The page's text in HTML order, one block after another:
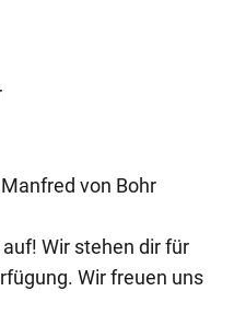
von Bohr
Wir stehen dir für
Wir freuen uns